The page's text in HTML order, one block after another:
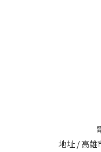
地址 / 高雄